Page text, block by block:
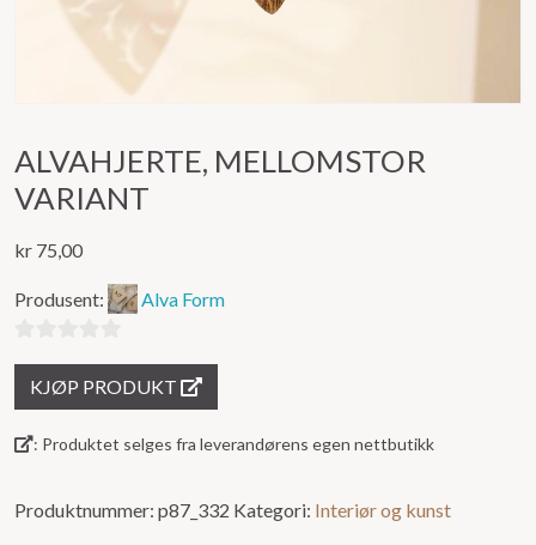
ALVAHJERTE, MELLOMSTOR
VARIANT
kr 75,00
Produsent: Alva Form
5
KJØP PRODUKT
: Produktet selges fra leverandørens egen nettbutikk
Produktnummer: p87_332 Kategori: Interiør og kunst